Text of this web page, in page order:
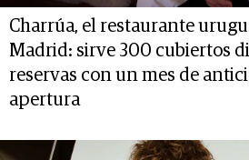
Charrúa, el restaurante
Madrid: sirve 300 cubiertos
reservas con un mes de
apertura